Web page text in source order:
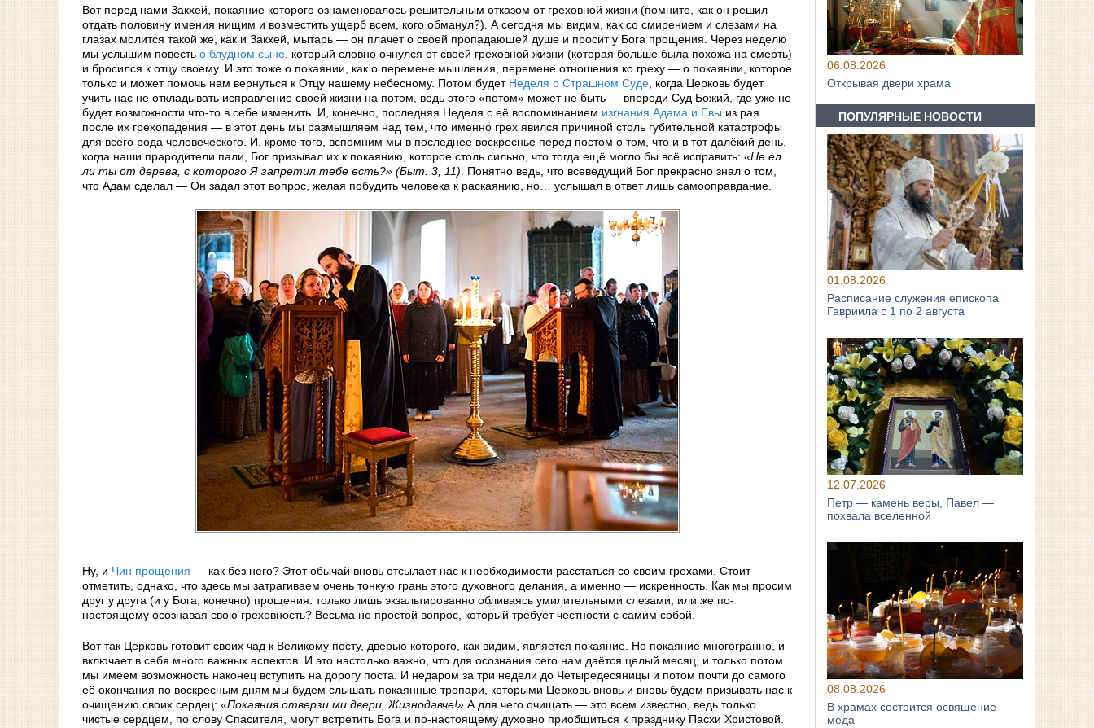
Вот перед нами Закхей, покаяние которого ознаменовалось решительным отказом от греховной жизни (помните, как он решил
отдать половину имения нищим и возместить ущерб всем, кого обманул?). А сегодня мы видим, как со смирением и слезами на
глазах молится такой же, как и Закхей, мытарь — он плачет о своей пропадающей душе и просит у Бога прощения. Через неделю
мы услышим повесть о блудном сыне, который словно очнулся от своей греховной жизни (которая больше была похожа на смерть)
и бросился к отцу своему. И это тоже о покаянии, как о перемене мышления, перемене отношения ко греху — о покаянии, которое
только и может помочь нам вернуться к Отцу нашему небесному. Потом будет Неделя о Страшном Суде, когда Церковь будет
учить нас не откладывать исправление своей жизни на потом, ведь этого «потом» может не быть — впереди Суд Божий, где уже не
будет возможности что-то в себе изменить. И, конечно, последняя Неделя с её воспоминанием изгнания Адама и Евы из рая
после их грехопадения — в этот день мы размышляем над тем, что именно грех явился причиной столь губительной катастрофы
для всего рода человеческого. И, кроме того, вспомним мы в последнее воскреснье перед постом о том, что и в тот далёкий день,
когда наши прародители пали, Бог призывал их к покаянию, которое столь сильно, что тогда ещё могло бы всё исправить: «Не ел
ли ты от дерева, с которого Я запретил тебе есть?» (Быт. 3, 11). Понятно ведь, что всеведущий Бог прекрасно знал о том,
что Адам сделал — Он задал этот вопрос, желая побудить человека к раскаянию, но… услышал в ответ лишь самооправдание.
Ну, и Чин прощения — как без него? Этот обычай вновь отсылает нас к необходимости расстаться со своим грехами. Стоит
отметить, однако, что здесь мы затрагиваем очень тонкую грань этого духовного делания, а именно — искренность. Как мы просим
друг у друга (и у Бога, конечно) прощения: только лишь экзальтированно обливаясь умилительными слезами, или же по-
настоящему осознавая свою греховность? Весьма не простой вопрос, который требует честности с самим собой.
Вот так Церковь готовит своих чад к Великому посту, дверью которого, как видим, является покаяние. Но покаяние многогранно, и
включает в себя много важных аспектов. И это настолько важно, что для осознания сего нам даётся целый месяц, и только потом
мы имеем возможность наконец вступить на дорогу поста. И недаром за три недели до Четыредесяницы и потом почти до самого
её окончания по воскресным дням мы будем слышать покаянные тропари, которыми Церковь вновь и вновь будем призывать нас к
очищению своих сердец: «Покаяния отверзи ми двери, Жизнодавче!» А для чего очищать — это всем известно, ведь только
чистые сердцем, по слову Спасителя, могут встретить Бога и по-настоящему духовно приобщиться к празднику Пасхи Христовой.
06.08.2026
Открывая двери храма
ПОПУЛЯРНЫЕ НОВОСТИ
01.08.2026
Расписание служения епископа
Гавриила с 1 по 2 августа
12.07.2026
Петр — камень веры, Павел —
похвала вселенной
08.08.2026
В храмах состоится освящение
меда